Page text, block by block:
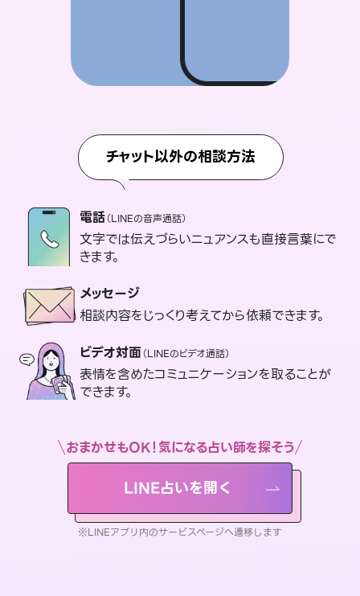
チャット以外の相談方法
電話（LINEの音声通話）
文字では伝えづらいニュアンスも直接言葉にで
きます。
メッセージ
相談内容をじっくり考えてから依頼できます。
ビデオ対面（LINEのビデオ通話）
表情を含めたコミュニケーションを取ることが
できます。
おまかせもOK！気になる占い師を探そう
LINE占いを開く
※LINEアプリ内のサービスページへ遷移します